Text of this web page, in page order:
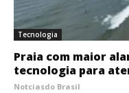
Tecnologia
Praia com maior
tecnologia para
Notciasdo Brasil